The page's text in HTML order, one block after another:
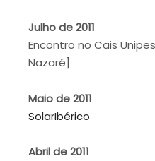
Julho de 2011
Encontro no Cais
Nazaré]
Maio de 2011
SolarIbérico
Abril de 2011